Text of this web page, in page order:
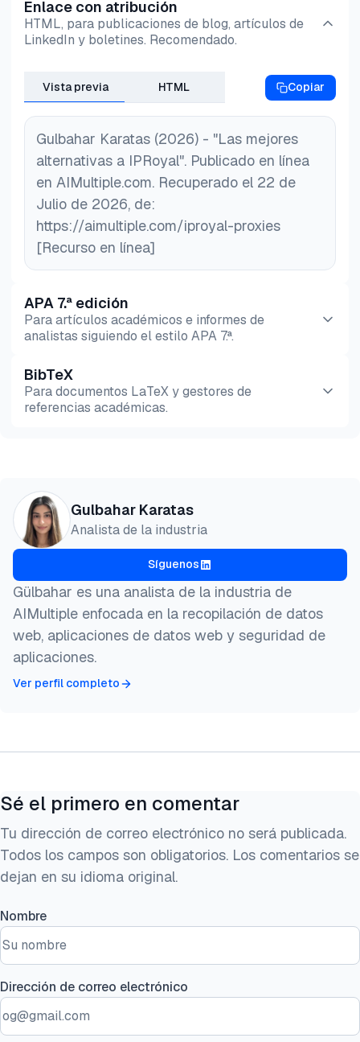
Enlace con atribución
HTML, para publicaciones de blog, artículos de
LinkedIn y boletines. Recomendado.
Vista previa HTML Copiar
Gulbahar Karatas (2026) - "Las mejores
alternativas a IPRoyal". Publicado en línea
en AIMultiple.com. Recuperado el 22 de
Julio de 2026, de:
https://aimultiple.com/iproyal-proxies
[Recurso en línea]
APA 7.ª edición
Para artículos académicos e informes de
analistas siguiendo el estilo APA 7.ª.
Vista previa HTML
BibTeX
Para documentos LaTeX y gestores de
referencias académicas.
@misc{karatas2026,
  author = {Karatas, Gulbahar},
  title  = {{Las mejores alternativas a IPRoyal}},
  year   = {2026},
howpublished    = {\url{https://aimultiple.com/
note   = {AIMultiple. Recuperado el 22 de Julio
}
Gulbahar Karatas
Analista de la industria
Síguenos
Gülbahar es una analista de la industria de
AIMultiple enfocada en la recopilación de datos
web, aplicaciones de datos web y seguridad de
aplicaciones.
Ver perfil completo
Sé el primero en comentar
Tu dirección de correo electrónico no será publicada.
Todos los campos son obligatorios. Los comentarios se
dejan en su idioma original.
Nombre
Dirección de correo electrónico